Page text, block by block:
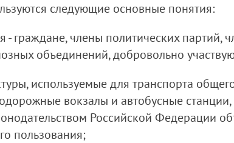
следующие основные понятия:
граждане, члены политических партий,
объединений, добровольно
используемые для транспорта
вокзалы и автобусные
Российской Федерации
пользования;